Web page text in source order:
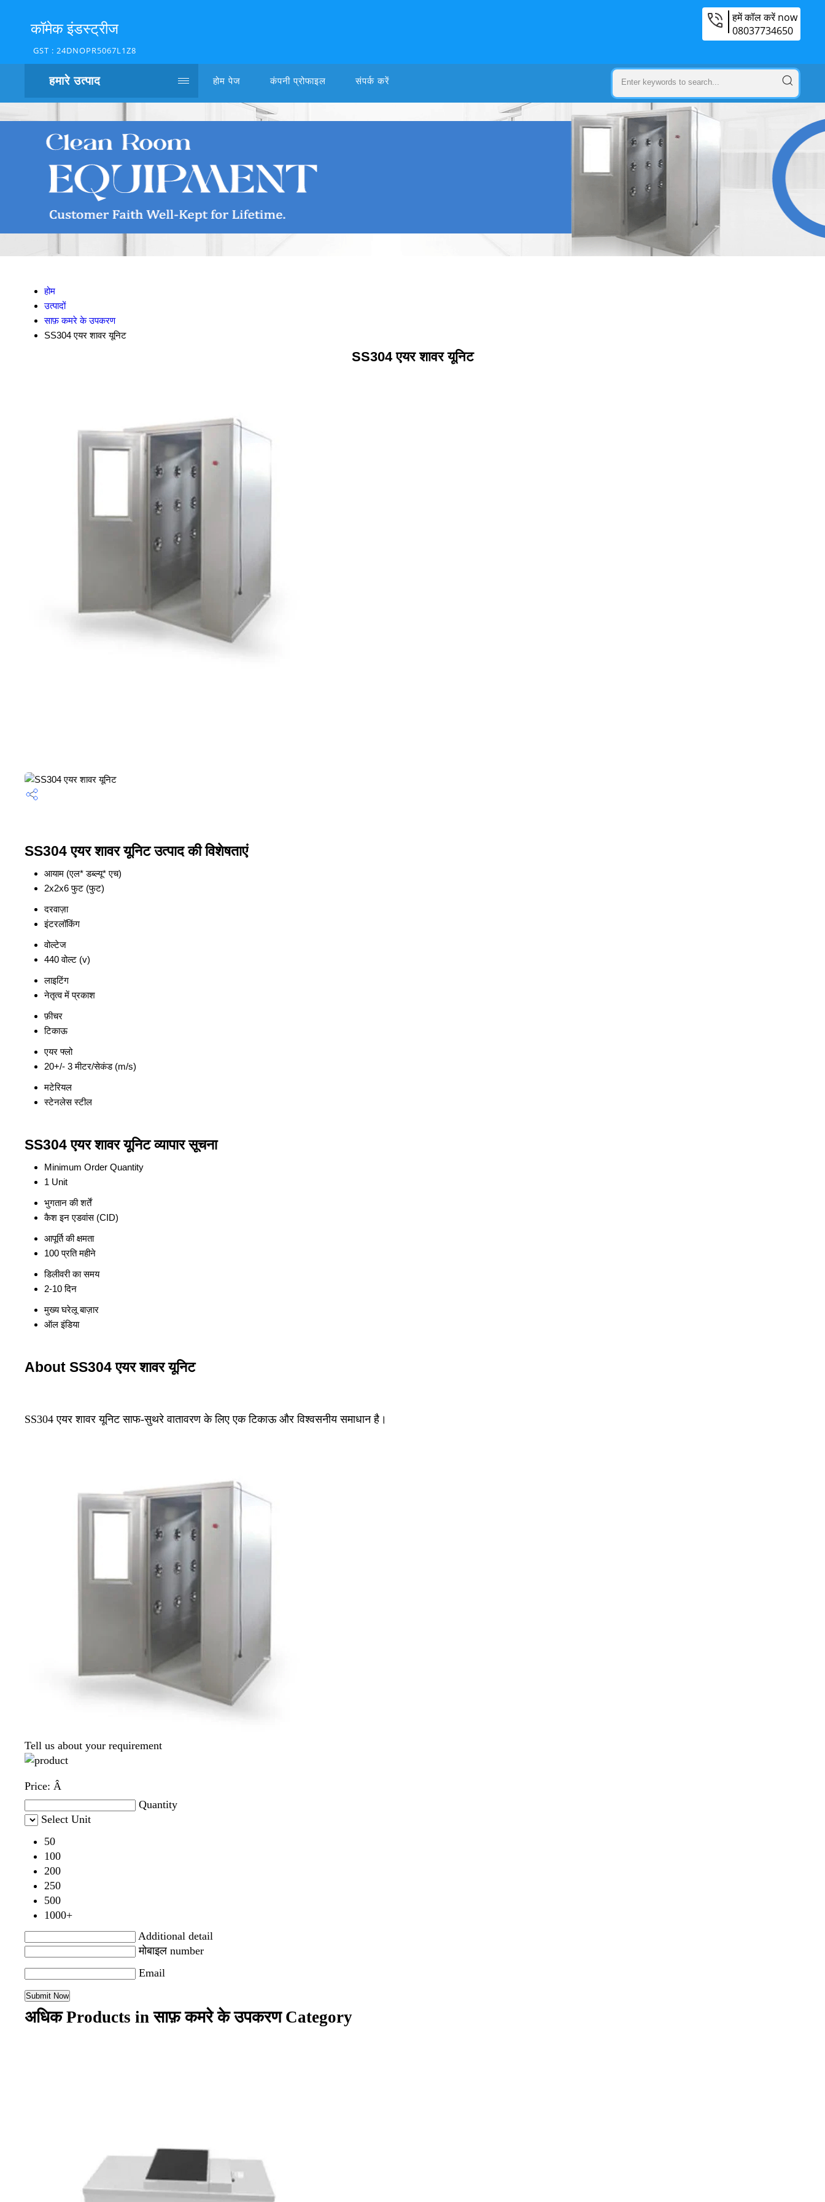
कॉमेक इंडस्ट्रीज
GST : 24DNOPR5067L1Z8
हमें कॉल करें now
08037734650
हमारे उत्पाद होम पेज कंपनी प्रोफाइल संपर्क करें
होम
उत्पादों
साफ़ कमरे के उपकरण
SS304 एयर शावर यूनिट
SS304 एयर शावर यूनिट
SS304 एयर शावर यूनिट उत्पाद की विशेषताएं
आयाम (एल* डब्ल्यू* एच)
2x2x6 फुट (फुट)
दरवाज़ा
इंटरलॉकिंग
वोल्टेज
440 वोल्ट (v)
लाइटिंग
नेतृत्व में प्रकाश
फ़ीचर
टिकाऊ
एयर फ्लो
20+/- 3 मीटर/सेकंड (m/s)
मटेरियल
स्टेनलेस स्टील
SS304 एयर शावर यूनिट व्यापार सूचना
Minimum Order Quantity
1 Unit
भुगतान की शर्तें
कैश इन एडवांस (CID)
आपूर्ति की क्षमता
100 प्रति महीने
डिलीवरी का समय
2-10 दिन
मुख्य घरेलू बाज़ार
ऑल इंडिया
About SS304 एयर शावर यूनिट
SS304 एयर शावर यूनिट साफ-सुथरे वातावरण के लिए एक टिकाऊ और विश्वसनीय समाधान है।
Tell us about your requirement
Price: Â
Quantity
Select Unit
50
100
200
250
500
1000+
Additional detail
मोबाइल number
Email
अधिक Products in साफ़ कमरे के उपकरण Category